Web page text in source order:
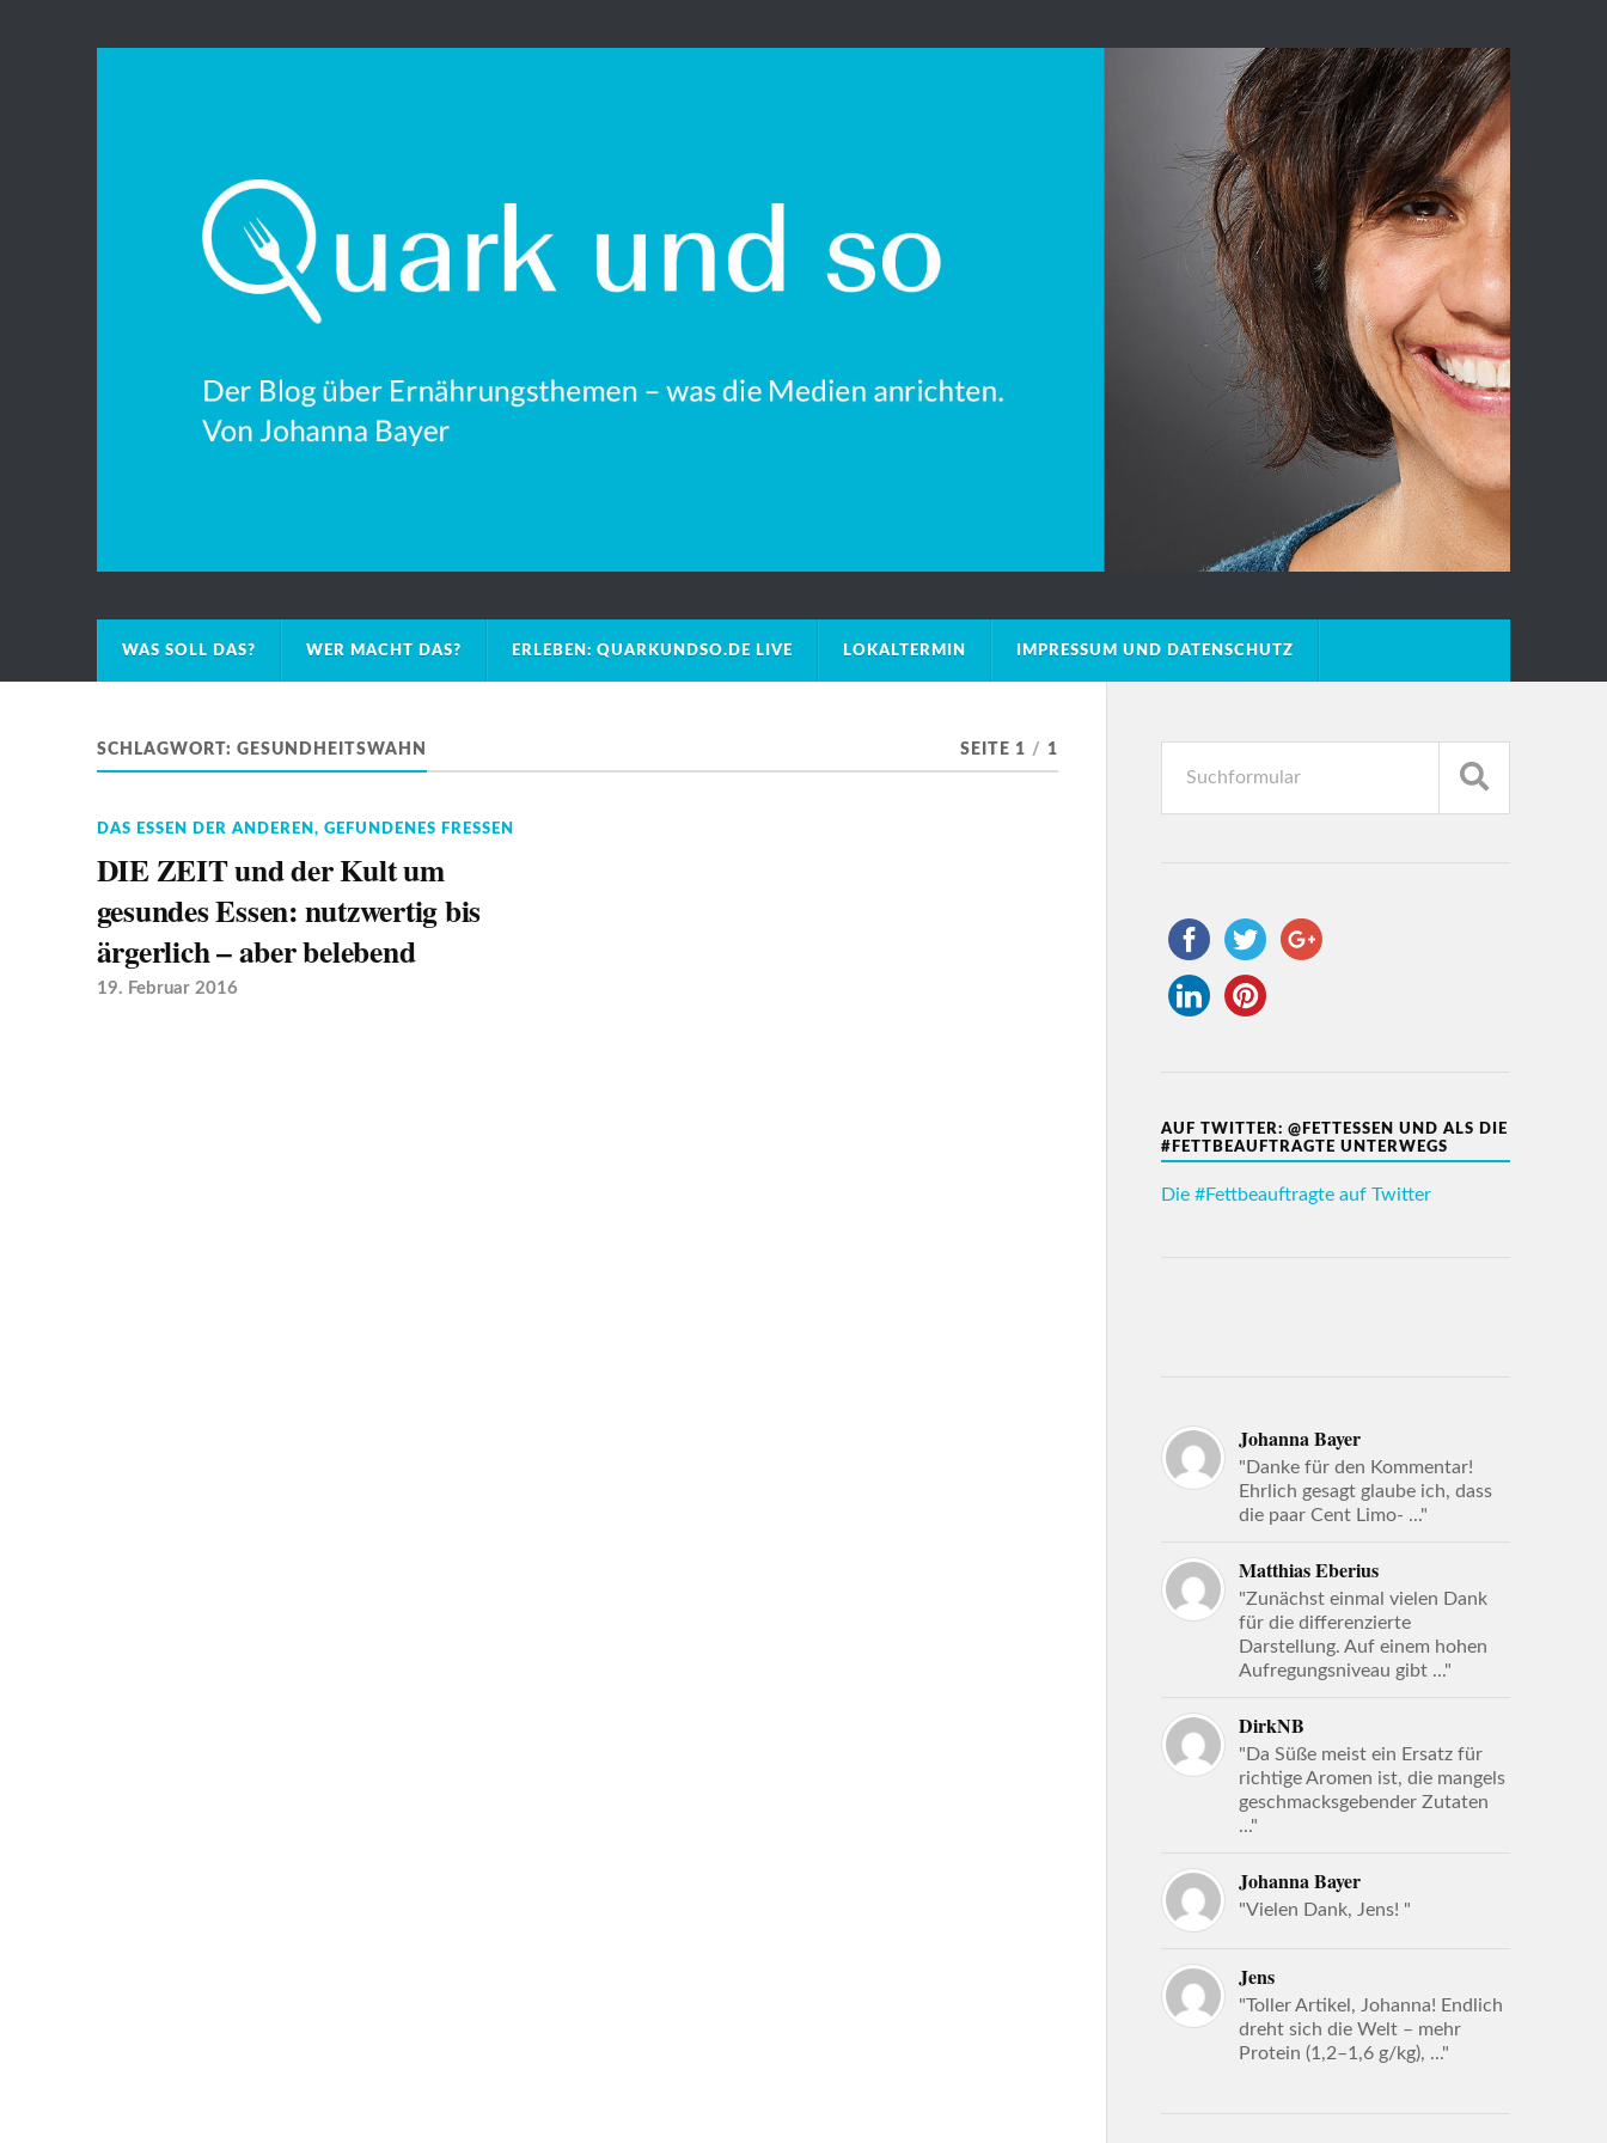
WAS SOLL DAS? WER MACHT DAS? ERLEBEN: QUARKUNDSO.DE LIVE LOKALTERMIN IMPRESSUM UND DATENSCHUTZ
SCHLAGWORT: GESUNDHEITSWAHN SEITE 1 / 1
DAS ESSEN DER ANDEREN , GEFUNDENES FRESSEN
DIE ZEIT und der Kult um
gesundes Essen: nutzwertig bis
ärgerlich – aber belebend
19. Februar 2016
AUF TWITTER: @FETTESSEN UND ALS DIE
#FETTBEAUFTRAGTE UNTERWEGS
Die #Fettbeauftragte auf Twitter
Johanna Bayer
"Danke für den Kommentar!
Ehrlich gesagt glaube ich, dass
die paar Cent Limo- ..."
Matthias Eberius
"Zunächst einmal vielen Dank
für die differenzierte
Darstellung. Auf einem hohen
Aufregungsniveau gibt ..."
DirkNB
"Da Süße meist ein Ersatz für
richtige Aromen ist, die mangels
geschmacksgebender Zutaten
..."
Johanna Bayer
"Vielen Dank, Jens! "
Jens
"Toller Artikel, Johanna! Endlich
dreht sich die Welt – mehr
Protein (1,2–1,6 g/kg), ..."